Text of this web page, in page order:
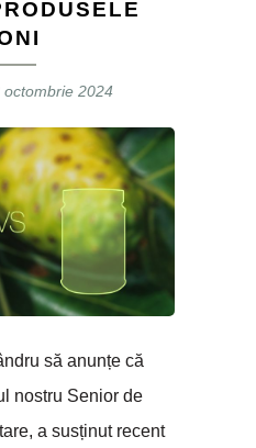
octombrie 2024
să anunțe că
nostru Senior de
a susținut recent